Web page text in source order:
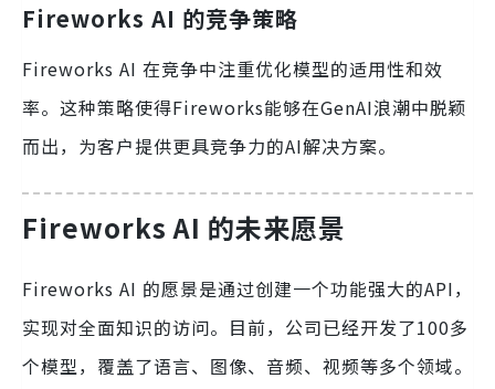
Fireworks AI 的竞争策略
Fireworks AI 在竞争中注重优化模型的适用性和效
率。这种策略使得Fireworks能够在GenAI浪潮中脱颖
而出，为客户提供更具竞争力的AI解决方案。
Fireworks AI 的未来愿景
Fireworks AI 的愿景是通过创建一个功能强大的API，
实现对全面知识的访问。目前，公司已经开发了100多
个模型，覆盖了语言、图像、音频、视频等多个领域。